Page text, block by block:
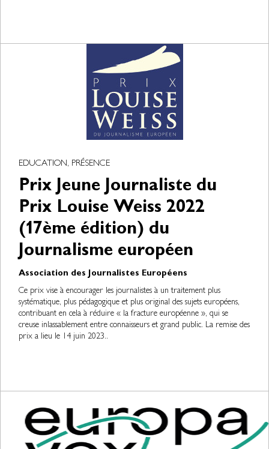
EDUCATION, PRÉSENCE
Prix Jeune Journaliste du
Prix Louise Weiss 2022
(17ème édition) du
Journalisme européen
Association des Journalistes Européens
Ce prix vise à encourager les journalistes à un traitement plus
systématique, plus pédagogique et plus original des sujets européens,
contribuant en cela à réduire « la fracture européenne », qui se
creuse inlassablement entre connaisseurs et grand public. La remise des
prix a lieu le 14 juin 2023..